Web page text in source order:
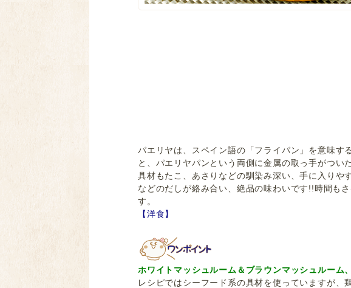
パエリヤは、スペイン語の「フライパン」を意味す
と、パエリヤパンという両側に金属の取っ手がつい
具材もたこ、あさりなどの馴染み深い、手に入りや
などのだしが絡み合い、絶品の味わいです!!時間も
す。
【洋食】
ホワイトマッシュルーム＆ブラウンマッシュルーム
レシピではシーフード系の具材を使っていますが